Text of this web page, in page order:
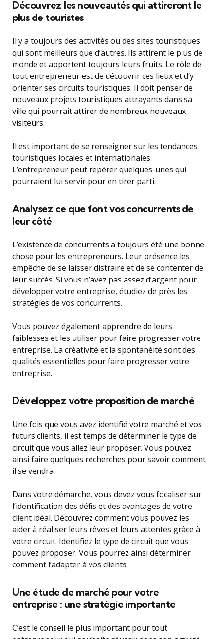
Découvrez les nouveautés qui attireront le
plus de touristes
Il y a toujours des activités ou des sites touristiques
qui sont meilleurs que d’autres. Ils attirent le plus de
monde et apportent toujours leurs fruits. Le rôle de
tout entrepreneur est de découvrir ces lieux et d’y
orienter ses circuits touristiques. Il doit penser de
nouveaux projets touristiques attrayants dans sa
ville qui pourrait attirer de nombreux nouveaux
visiteurs.
Il est important de se renseigner sur les tendances
touristiques locales et internationales.
L’entrepreneur peut repérer quelques-unes qui
pourraient lui servir pour en tirer parti.
Analysez ce que font vos concurrents de
leur côté
L’existence de concurrents a toujours été une bonne
chose pour les entrepreneurs. Leur présence les
empêche de se laisser distraire et de se contenter de
leur succès. Si vous n’avez pas assez d’argent pour
développer votre entreprise, étudiez de près les
stratégies de vos concurrents.
Vous pouvez également apprendre de leurs
faiblesses et les utiliser pour faire progresser votre
entreprise. La créativité et la spontanéité sont des
qualités essentielles pour faire progresser votre
entreprise.
Développez votre proposition de marché
Une fois que vous avez identifié votre marché et vos
futurs clients, il est temps de déterminer le type de
circuit que vous allez leur proposer. Vous pouvez
ainsi faire quelques recherches pour savoir comment
il se vendra.
Dans votre démarche, vous devez vous focaliser sur
l’identification des défis et des avantages de votre
client idéal. Découvrez comment vous pouvez les
aider à réaliser leurs rêves et leurs attentes grâce à
votre circuit. Identifiez le type de circuit que vous
pouvez proposer. Vous pourrez ainsi déterminer
comment l’adapter à vos clients.
Une étude de marché pour votre
entreprise : une stratégie importante
C’est le conseil le plus important pour tout